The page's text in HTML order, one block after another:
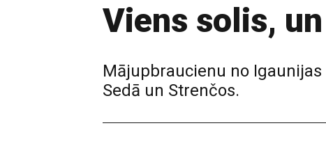
Viens solis,
Mājupbraucienu no
Sedā un Strenčos.